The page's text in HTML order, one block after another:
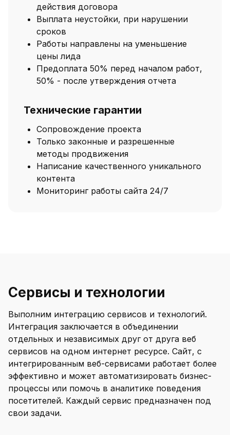
действия договора
Выплата неустойки, при нарушении
сроков
Работы направлены на уменьшение
цены лида
Предоплата 50% перед началом работ,
50% - после утверждения отчета
Технические гарантии
Сопровождение проекта
Только законные и разрешенные
методы продвижения
Написание качественного уникального
контента
Мониторинг работы сайта 24/7
Сервисы и технологии
Выполним интеграцию сервисов и технологий.
Интеграция заключается в объединении
отдельных и независимых друг от друга веб
сервисов на одном интернет ресурсе. Сайт, с
интегрированным веб-сервисами работает более
эффективно и может автоматизировать бизнес-
процессы или помочь в аналитике поведения
посетителей. Каждый сервис предназначен под
свои задачи.